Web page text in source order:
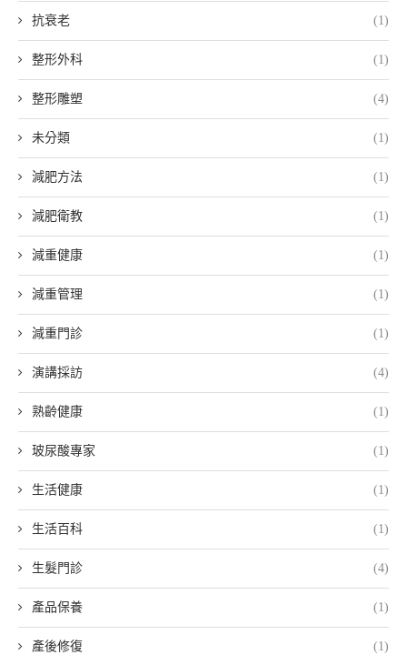
抗衰老 (1)
整形外科 (1)
整形雕塑 (4)
未分類 (1)
減肥方法 (1)
減肥衛教 (1)
減重健康 (1)
減重管理 (1)
減重門診 (1)
演講採訪 (4)
熟齡健康 (1)
玻尿酸專家 (1)
生活健康 (1)
生活百科 (1)
生髮門診 (4)
產品保養 (1)
產後修復 (1)